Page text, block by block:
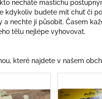
necháte mastichu
kdykoliv budete mít chuť či
nechte ji působit. Časem
tělu nejlépe vyhovovat.
které najdete v našem